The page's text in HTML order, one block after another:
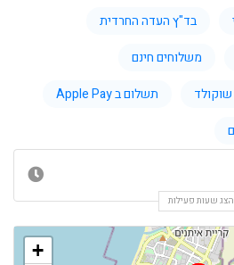
בד"ץ העדה החרדית
משלוחים חינם
תשלום ב Apple Pay
הצג שעות פעילות
+